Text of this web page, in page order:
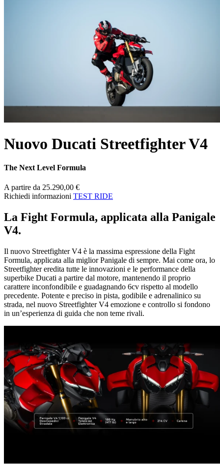
Nuovo Ducati Streetfighter V4
The Next Level Formula
A partire da 25.290,00 €
Richiedi informazioni TEST RIDE
La Fight Formula, applicata alla Panigale
V4.
Il nuovo Streetfighter V4 è la massima espressione della Fight
Formula, applicata alla miglior Panigale di sempre. Mai come ora, lo
Streetfighter eredita tutte le innovazioni e le performance della
superbike Ducati a partire dal motore, mantenendo il proprio
carattere inconfondibile e guadagnando 6cv rispetto al modello
precedente. Potente e preciso in pista, godibile e adrenalinico su
strada, nel nuovo Streetfighter V4 emozione e controllo si fondono
in un’esperienza di guida che non teme rivali.